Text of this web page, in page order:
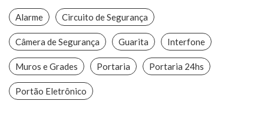
Alarme Circuito de Segurança
Câmera de Segurança Guarita Interfone
Muros e Grades Portaria Portaria 24hs
Portão Eletrônico